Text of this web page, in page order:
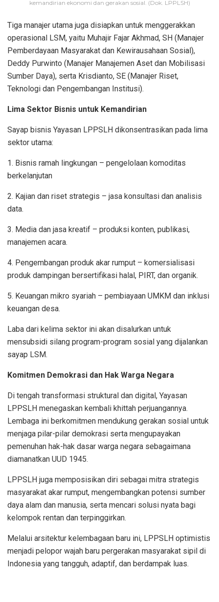
kemandirian ekonomi dan gerakan sosial. (Dok. LPPLSH)
Tiga manajer utama juga disiapkan untuk menggerakkan
operasional LSM, yaitu Muhajir Fajar Akhmad, SH (Manajer
Pemberdayaan Masyarakat dan Kewirausahaan Sosial),
Deddy Purwinto (Manajer Manajemen Aset dan Mobilisasi
Sumber Daya), serta Krisdianto, SE (Manajer Riset,
Teknologi dan Pengembangan Institusi).
Lima Sektor Bisnis untuk Kemandirian
Sayap bisnis Yayasan LPPSLH dikonsentrasikan pada lima
sektor utama:
1. Bisnis ramah lingkungan – pengelolaan komoditas
berkelanjutan
2. Kajian dan riset strategis – jasa konsultasi dan analisis
data.
3. Media dan jasa kreatif – produksi konten, publikasi,
manajemen acara.
4. Pengembangan produk akar rumput – komersialisasi
produk dampingan bersertifikasi halal, PIRT, dan organik.
5. Keuangan mikro syariah – pembiayaan UMKM dan inklusi
keuangan desa.
Laba dari kelima sektor ini akan disalurkan untuk
mensubsidi silang program-program sosial yang dijalankan
sayap LSM.
Komitmen Demokrasi dan Hak Warga Negara
Di tengah transformasi struktural dan digital, Yayasan
LPPSLH menegaskan kembali khittah perjuangannya.
Lembaga ini berkomitmen mendukung gerakan sosial untuk
menjaga pilar-pilar demokrasi serta mengupayakan
pemenuhan hak-hak dasar warga negara sebagaimana
diamanatkan UUD 1945.
LPPSLH juga memposisikan diri sebagai mitra strategis
masyarakat akar rumput, mengembangkan potensi sumber
daya alam dan manusia, serta mencari solusi nyata bagi
kelompok rentan dan terpinggirkan.
Melalui arsitektur kelembagaan baru ini, LPPSLH optimistis
menjadi pelopor wajah baru pergerakan masyarakat sipil di
Indonesia yang tangguh, adaptif, dan berdampak luas.